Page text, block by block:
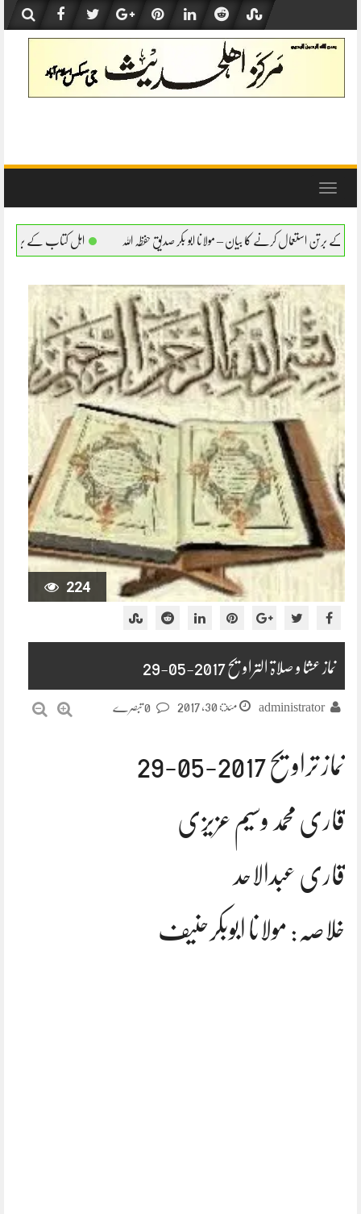
content
Toggle
ابو بکر صدیق حفظہ اللہ اہل کتاب کے برتن استعمال کرنے کا بیان – مولانا ابو
224
نماز عشا و صلاۃ التراویح 2017-05-29
administrator مئ 30, 2017
نماز تراویح 2017-05-29
قاری محمد وسیم عزیزی
قاری عبدالاحد
خلاصہ: مولانا ابوبکرحنیف